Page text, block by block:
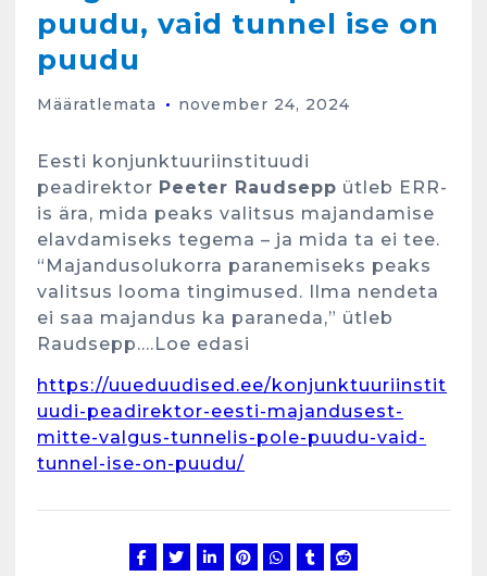
puudu, vaid tunnel ise on
puudu
Määratlemata november 24, 2024
Eesti konjunktuuriinstituudi
peadirektor Peeter Raudsepp ütleb ERR-
is ära, mida peaks valitsus majandamise
elavdamiseks tegema – ja mida ta ei tee.
“Majandusolukorra paranemiseks peaks
valitsus looma tingimused. Ilma nendeta
ei saa majandus ka paraneda,” ütleb
Raudsepp….Loe edasi
https://uueduudised.ee/konjunktuuriinstit
uudi-peadirektor-eesti-majandusest-
mitte-valgus-tunnelis-pole-puudu-vaid-
tunnel-ise-on-puudu/
Kunglarahva Turuplats
Eestlaste toidu -ja
kokkusaamise koht Soomes,
Espoos
Kunglarahva Turuplats